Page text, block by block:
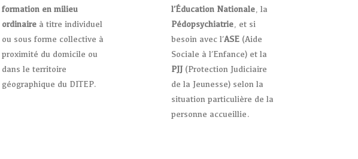
formation en milieu
ordinaireà titre individuel
ou sous forme collective à
proximité du domicile ou
dans le territoire
géographique du DITEP.
l’Éducation Nationale , la
Pédopsychiatrie , et si
besoin avec l’ASE (Aide
Sociale à l’Enfance) et la
PJJ (Protection Judiciaire
de la Jeunesse) selon la
situation particulière de la
personne accueillie.